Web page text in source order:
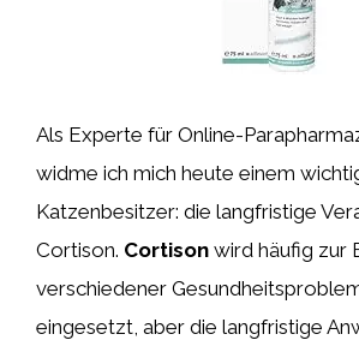
Als Experte für Online-
widme ich mich heute einem
Katzenbesitzer: die langfristige
Cortison. Cortison wird häufig zur
verschiedener
eingesetzt, aber die langfristige